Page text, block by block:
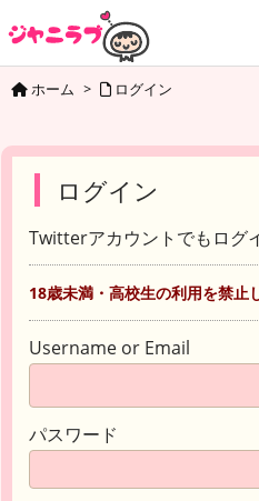
ホーム > ログイン
ログイン
Twitterアカウントでもログ
18歳未満・高校生の利用を禁止
Username or Email
パスワード